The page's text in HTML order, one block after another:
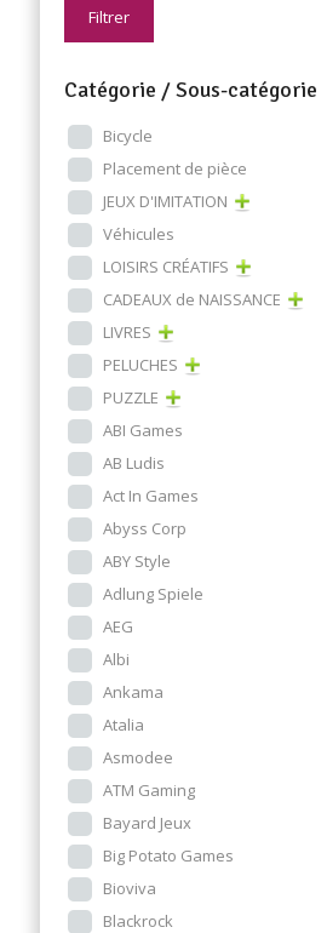
Filtrer
Catégorie / Sous-catégorie
Bicycle
Placement de pièce
JEUX D'IMITATION
Véhicules
LOISIRS CRÉATIFS
CADEAUX de NAISSANCE
LIVRES
PELUCHES
PUZZLE
ABI Games
AB Ludis
Act In Games
Abyss Corp
ABY Style
Adlung Spiele
AEG
Albi
Ankama
Atalia
Asmodee
ATM Gaming
Bayard Jeux
Big Potato Games
Bioviva
Blackrock